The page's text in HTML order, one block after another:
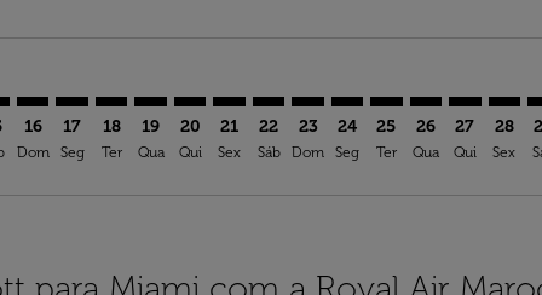
16
Dom
17
Seg
18
Ter
19
Qua
20
Qui
21
Sex
22
Sáb
23
Dom
24
Seg
25
Ter
26
Qua
27
Qui
28
Sex